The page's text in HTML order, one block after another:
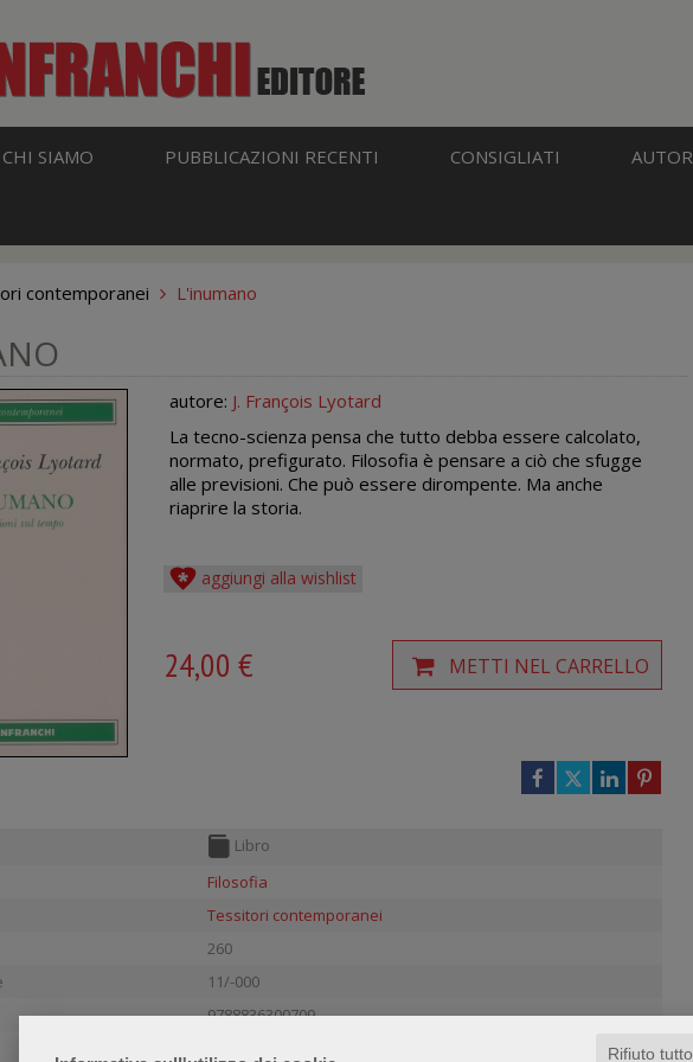
Rifiuto
CHI SIAMO PUBBLICAZIONI RECENTI CONSIGLIATI
contemporanei L'inumano
autore: J. François Lyotard
La tecno-scienza pensa che tutto debba essere calcolato,
normato, prefigurato. Filosofia è pensare a ciò che sfugge
alle previsioni. Che può essere dirompente. Ma anche
riaprire la storia.
aggiungi alla wishlist
24,00 € METTI NEL CARRELLO
Libro
Filosofia
Tessitori contemporanei
260
11/-000
9788836300709